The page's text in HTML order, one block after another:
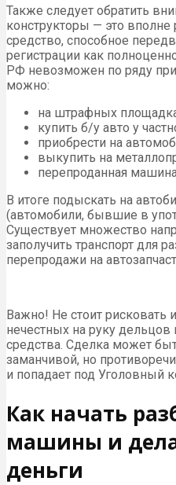
Также следует обратить
конструкторы — это вполне
средство, способное
регистрации как
РФ невозможен по ряду
можно:
на штрафных
купить б/у авто у
приобрести на
выкупить на
перепроданная
В итоге подыскать на
(автомобили, бывшие в
Существует множество
заполучить транспорт для
перепродажи на
Важно! Не стоит рисковать
нечестных на руку
средства. Сделка может
заманчивой, но
и попадает под Уголовный
Как начать
машины и
деньги